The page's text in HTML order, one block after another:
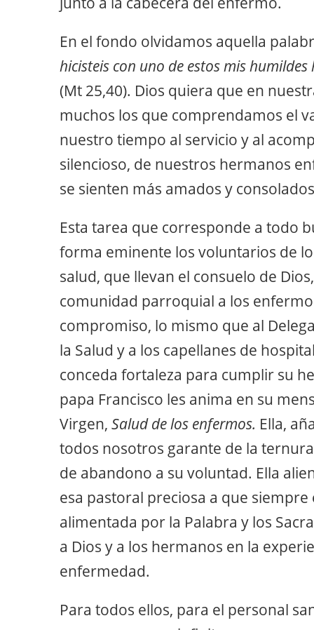
En el fondo olvidamos aquella
hicisteis con uno de estos mis
(Mt 25,40). Dios quiera que en
muchos los que comprendamos el
nuestro tiempo al servicio y al
silencioso, de nuestros hermanos
se sienten más amados y
Esta tarea que corresponde a todo
forma eminente los voluntarios de
salud, que llevan el consuelo de
comunidad parroquial a los
compromiso, lo mismo que al
la Salud y a los capellanes de
conceda fortaleza para cumplir su
papa Francisco les anima en su
Virgen, Salud de los enfermos. Ella,
todos nosotros garante de la
de abandono a su voluntad. Ella
esa pastoral preciosa a que
alimentada por la Palabra y los
a Dios y a los hermanos en la
enfermedad.
Para todos ellos, para el personal